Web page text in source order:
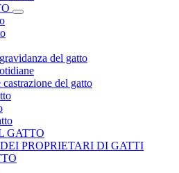
del gatto
del gatto
GATTO
PROPRIETARI DI GATTI